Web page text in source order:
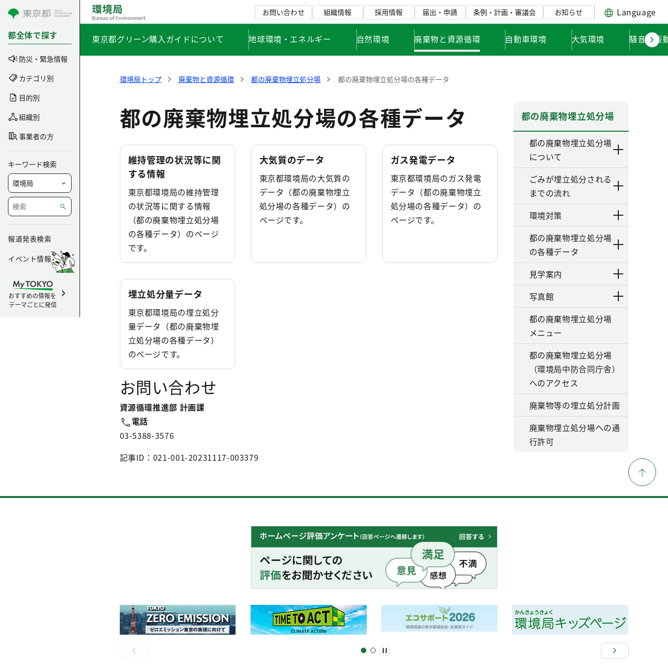
コンテンツにスキップ
都全体で探す
防災・緊急情報
カテゴリ別
目的別
組織別
事業者の方
キーワード検索
報道発表検索
イベント情報
おすすめの情報を
テーマごとに発信
お問い合わせ 組織情報 採用情報 届出・申請 条例・計画・審議会 お知らせ Language
東京都グリーン購入ガイドについて 地球環境・エネルギー 自然環境 廃棄物と資源循環 自動車環境 大気環境 騒音・振
環境局トップ 廃棄物と資源循環 都の廃棄物埋立処分場 都の廃棄物埋立処分場の各種データ
都の廃棄物埋立処分場の各種データ
維持管理の状況等に関
する情報
東京都環境局の維持管理
の状況等に関する情報
（都の廃棄物埋立処分場
の各種データ）のページ
です。
大気質のデータ
東京都環境局の大気質の
データ（都の廃棄物埋立
処分場の各種データ）の
ページです。
ガス発電データ
東京都環境局のガス発電
データ（都の廃棄物埋立
処分場の各種データ）の
ページです。
埋立処分量データ
東京都環境局の埋立処分
量データ（都の廃棄物埋
立処分場の各種データ）
のページです。
お問い合わせ
資源循環推進部 計画課
電話
03-5388-3576
記事ID：021-001-20231117-003379
都の廃棄物埋立処分場
都の廃棄物埋立処分場
について
ごみが埋立処分される
までの流れ
環境対策
都の廃棄物埋立処分場
の各種データ
見学案内
写真館
都の廃棄物埋立処分場
メニュー
都の廃棄物埋立処分場
（環境局中防合同庁舎）
へのアクセス
廃棄物等の埋立処分計画
廃棄物埋立処分場への通
行許可